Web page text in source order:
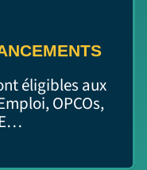
éligibles aux
OPCOs,